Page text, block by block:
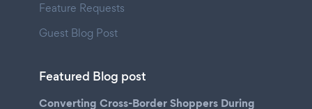
Feature Requests
Guest Blog Post
Featured Blog post
Converting Cross-Border Shoppers During